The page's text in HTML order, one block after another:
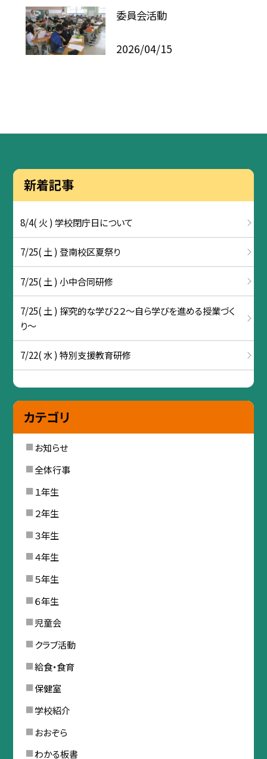
委員会活動
2026/04/15
新着記事
8/4( 火 ) 学校閉庁日について
7/25( 土 ) 登南校区夏祭り
7/25( 土 ) 小中合同研修
7/25( 土 ) 探究的な学び２２～自ら学びを進める授業づく
り～
7/22( 水 ) 特別支援教育研修
カテゴリ
お知らせ
全体行事
１年生
２年生
３年生
４年生
５年生
６年生
児童会
クラブ活動
給食・食育
保健室
学校紹介
おおぞら
わかる板書